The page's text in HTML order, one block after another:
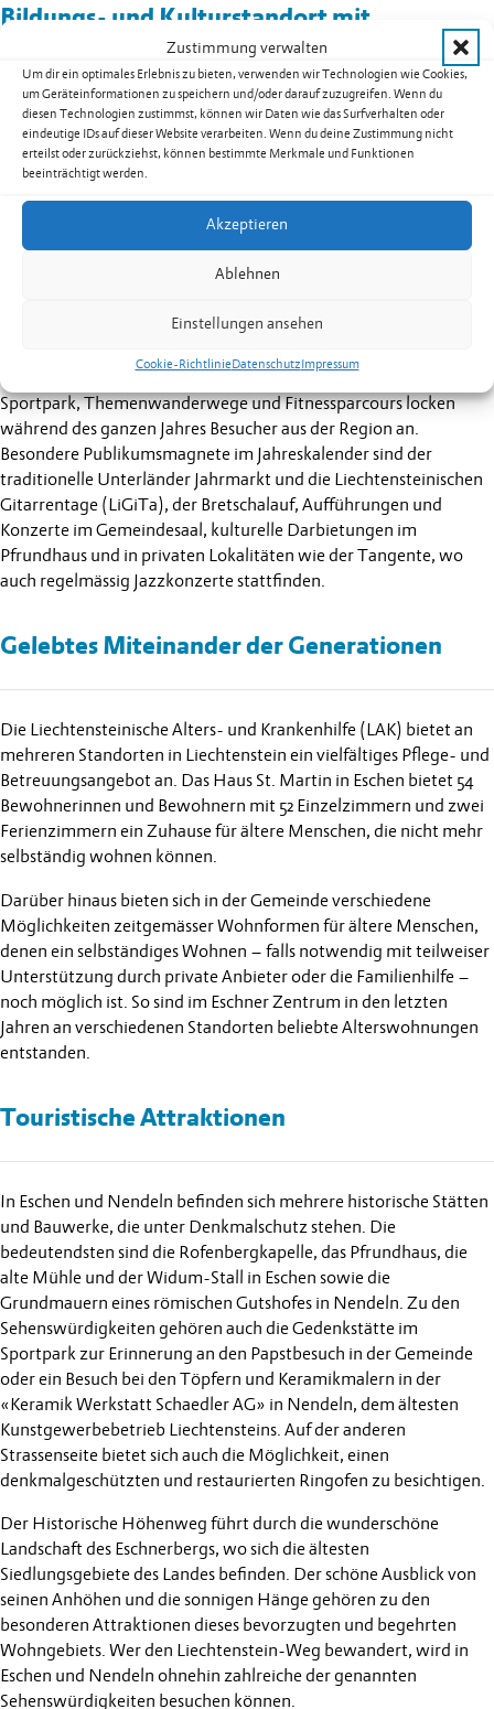
Zustimmung verwalten
Um dir ein optimales Erlebnis zu bieten, verwenden wir Technologien wie Cookies,
um Geräteinformationen zu speichern und/oder darauf zuzugreifen. Wenn du
diesen Technologien zustimmst, können wir Daten wie das Surfverhalten oder
eindeutige IDs auf dieser Website verarbeiten. Wenn du deine Zustimmung nicht
erteilst oder zurückziehst, können bestimmte Merkmale und Funktionen
beeinträchtigt werden.
Akzeptieren
Ablehnen
Einstellungen ansehen
Cookie-RichtlinieDatenschutzImpressum
Bildungs- und Kulturstandort mit
Vorbildcharakter
Mit der modern konzipierten und kindgerecht ausgestatteten
Eschner Primarschule und mit weiterführenden Schulen für
Schülerinnen und Schüler aus dem ganzen Liechtensteiner
Unterland zählt Eschen zu den bedeutenden Schulorten des
Landes. Hunderte von Kindern und Jugendlichen besuchen den
Räumen der Musikschule und in der Kunstschule. Der 2022
den innovativen Ansatz des Bildungsstandortes Eschen.
Die Sport- und Freizeitanlagen wie Hallenbad, Tennisplätze,
Sportpark, Themenwanderwege und Fitnessparcours locken
während des ganzen Jahres Besucher aus der Region an.
Besondere Publikumsmagnete im Jahreskalender sind der
traditionelle Unterländer Jahrmarkt und die Liechtensteinischen
Gitarrentage (LiGiTa), der Bretschalauf, Aufführungen und
Konzerte im Gemeindesaal, kulturelle Darbietungen im
Pfrundhaus und in privaten Lokalitäten wie der Tangente, wo
auch regelmässig Jazzkonzerte stattfinden.
Gelebtes Miteinander der Generationen
Die Liechtensteinische Alters- und Krankenhilfe (LAK) bietet an
mehreren Standorten in Liechtenstein ein vielfältiges Pflege- und
Betreuungsangebot an. Das Haus St. Martin in Eschen bietet 54
Bewohnerinnen und Bewohnern mit 52 Einzelzimmern und zwei
Ferienzimmern ein Zuhause für ältere Menschen, die nicht mehr
selbständig wohnen können.
Darüber hinaus bieten sich in der Gemeinde verschiedene
Möglichkeiten zeitgemässer Wohnformen für ältere Menschen,
denen ein selbständiges Wohnen – falls notwendig mit teilweiser
Unterstützung durch private Anbieter oder die Familienhilfe –
noch möglich ist. So sind im Eschner Zentrum in den letzten
Jahren an verschiedenen Standorten beliebte Alterswohnungen
entstanden.
Touristische Attraktionen
In Eschen und Nendeln befinden sich mehrere historische Stätten
und Bauwerke, die unter Denkmalschutz stehen. Die
bedeutendsten sind die Rofenbergkapelle, das Pfrundhaus, die
alte Mühle und der Widum-Stall in Eschen sowie die
Grundmauern eines römischen Gutshofes in Nendeln. Zu den
Sehenswürdigkeiten gehören auch die Gedenkstätte im
Sportpark zur Erinnerung an den Papstbesuch in der Gemeinde
oder ein Besuch bei den Töpfern und Keramikmalern in der
«Keramik Werkstatt Schaedler AG» in Nendeln, dem ältesten
Kunstgewerbebetrieb Liechtensteins. Auf der anderen
Strassenseite bietet sich auch die Möglichkeit, einen
denkmalgeschützten und restaurierten Ringofen zu besichtigen.
Der Historische Höhenweg führt durch die wunderschöne
Landschaft des Eschnerbergs, wo sich die ältesten
Siedlungsgebiete des Landes befinden. Der schöne Ausblick von
seinen Anhöhen und die sonnigen Hänge gehören zu den
besonderen Attraktionen dieses bevorzugten und begehrten
Wohngebiets. Wer den Liechtenstein-Weg bewandert, wird in
Eschen und Nendeln ohnehin zahlreiche der genannten
Sehenswürdigkeiten besuchen können.